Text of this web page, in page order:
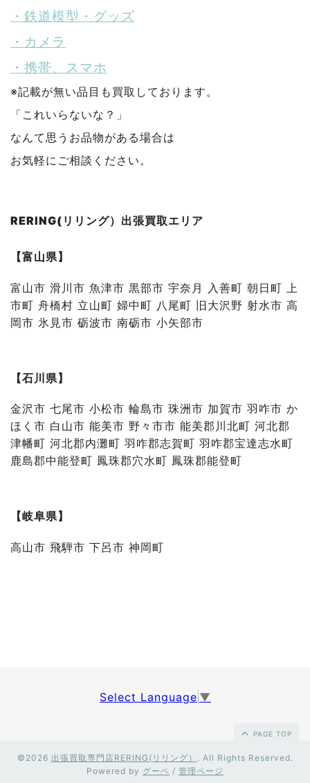
・鉄道模型・グッズ
・カメラ
・携帯、スマホ
※記載が無い品目も買取しております。
「これいらないな？」
なんて思うお品物がある場合は
お気軽にご相談ください。
RERING(リリング）出張買取エリア
【富山県】
富山市 滑川市 魚津市 黒部市 宇奈月 入善町 朝日町 上
市町 舟橋村 立山町 婦中町 八尾町 旧大沢野 射水市 高
岡市 氷見市 砺波市 南砺市 小矢部市
【石川県】
金沢市 七尾市 小松市 輪島市 珠洲市 加賀市 羽咋市 か
ほく市 白山市 能美市 野々市市 能美郡川北町 河北郡
津幡町 河北郡内灘町 羽咋郡志賀町 羽咋郡宝達志水町
鹿島郡中能登町 鳳珠郡穴水町 鳳珠郡能登町
【岐阜県】
高山市 飛騨市 下呂市 神岡町
Select Language ▼
PAGE TOP
©2026 出張買取専門店RERING(リリング） . All Rights Reserved.
Powered by グーペ / 管理ページ